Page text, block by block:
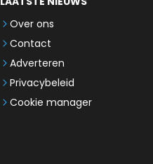
Over ons
Contact
Adverteren
Privacybeleid
Cookie manager